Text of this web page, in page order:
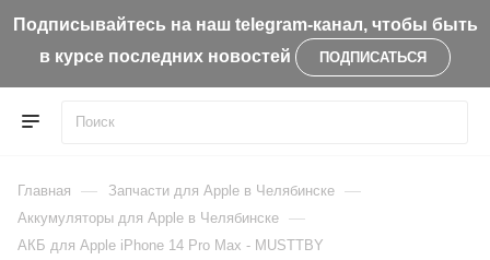
Подписывайтесь на наш telegram-канал, чтобы быть
в курсе последних новостей
ПОДПИСАТЬСЯ
Главная — Запчасти для Apple в Челябинске —
Aккумуляторы для Apple в Челябинске —
АКБ для Apple iPhone 14 Pro Max - MUSTTBY